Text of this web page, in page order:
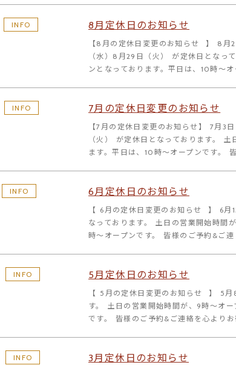
INFO 8月定休日のお知らせ
【8月の定休日変更のお知らせ⠀】 8
（水）8月29日（火） が定休日となっ
ンとなっております。平日は、10時～
INFO 7月の定休日変更のお知らせ
【7月の定休日変更のお知らせ】 7月3
（火） が定休日となっております。
ます。平日は、10時～オープンです。
INFO 6月定休日のお知らせ
【 6月の定休日変更のお知らせ⠀】 6
なっております。 土日の営業開始時間
時～オープンです。 皆様のご予約&ご
INFO 5月定休日のお知らせ
【 5月の定休日変更のお知らせ⠀】 5
す。 土日の営業開始時間が、9時～オ
です。 皆様のご予約&ご連絡を心より
INFO 3月定休日のお知らせ